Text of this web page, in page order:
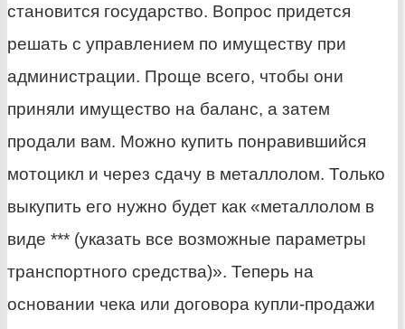
становится государство. Вопрос придется
решать с управлением по имуществу при
администрации. Проще всего, чтобы они
приняли имущество на баланс, а затем
продали вам. Можно купить понравившийся
мотоцикл и через сдачу в металлолом. Только
выкупить его нужно будет как «металлолом в
виде *** (указать все возможные параметры
транспортного средства)». Теперь на
основании чека или договора купли-продажи